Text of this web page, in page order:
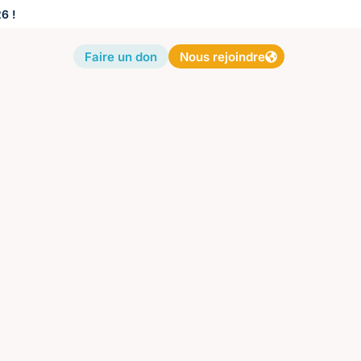
!
Faire un don Nous rejoindre